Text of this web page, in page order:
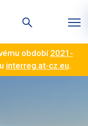
období2021-
interreg.at-cz.eu.